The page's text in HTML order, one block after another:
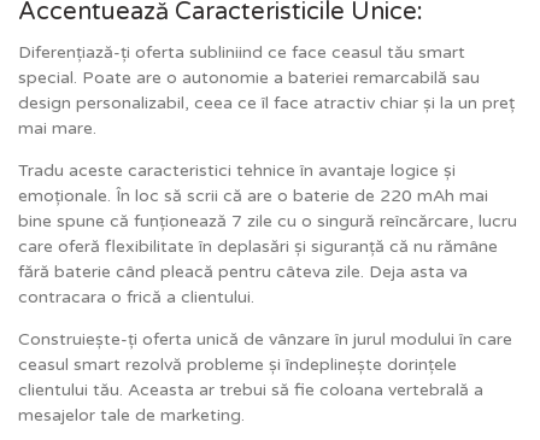
Accentuează Caracteristicile Unice:
Diferențiază-ți oferta subliniind ce face ceasul tău smart
special. Poate are o autonomie a bateriei remarcabilă sau
design personalizabil, ceea ce îl face atractiv chiar și la un preț
mai mare.
Tradu aceste caracteristici tehnice în avantaje logice și
emoționale. În loc să scrii că are o baterie de 220 mAh mai
bine spune că funționează 7 zile cu o singură reîncărcare, lucru
care oferă flexibilitate în deplasări și siguranță că nu rămâne
fără baterie când pleacă pentru câteva zile. Deja asta va
contracara o frică a clientului.
Construiește-ți oferta unică de vânzare în jurul modului în care
ceasul smart rezolvă probleme și îndeplinește dorințele
clientului tău. Aceasta ar trebui să fie coloana vertebrală a
mesajelor tale de marketing.